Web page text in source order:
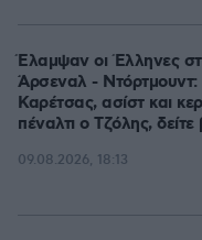
Έλαμψαν οι Έλληνες
Άρσεναλ -
Καρέτσας, ασίστ και
πέναλτι ο Τζόλης, δείτε
09.08.2026, 18:13